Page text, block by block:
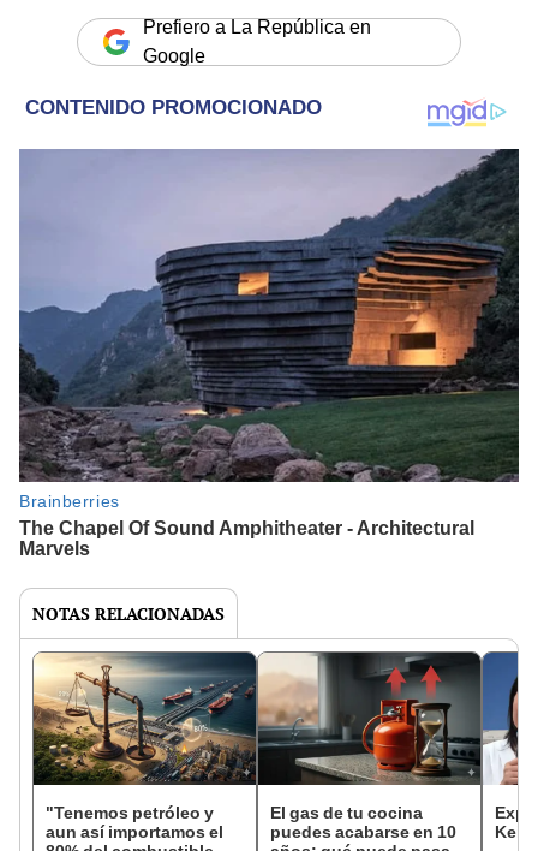
Prefiero a La República en
Google
NOTAS RELACIONADAS
"Tenemos petróleo y
aun así importamos el
El gas de tu cocina
puedes acabarse en 10